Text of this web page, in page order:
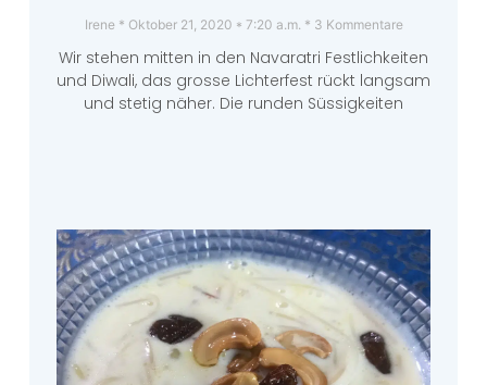
Irene Oktober 21, 2020 7:20 a.m. 3 Kommentare
Wir stehen mitten in den Navaratri Festlichkeiten
und Diwali, das grosse Lichterfest rückt langsam
und stetig näher. Die runden Süssigkeiten